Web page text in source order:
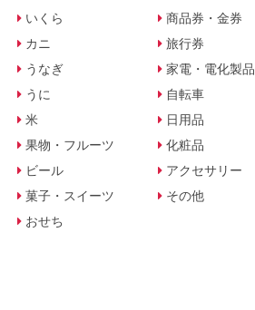
いくら
カニ
うなぎ
うに
米
果物・フルーツ
ビール
菓子・スイーツ
おせち
商品券・金券
旅行券
家電・電化製品
自転車
日用品
化粧品
アクセサリー
その他